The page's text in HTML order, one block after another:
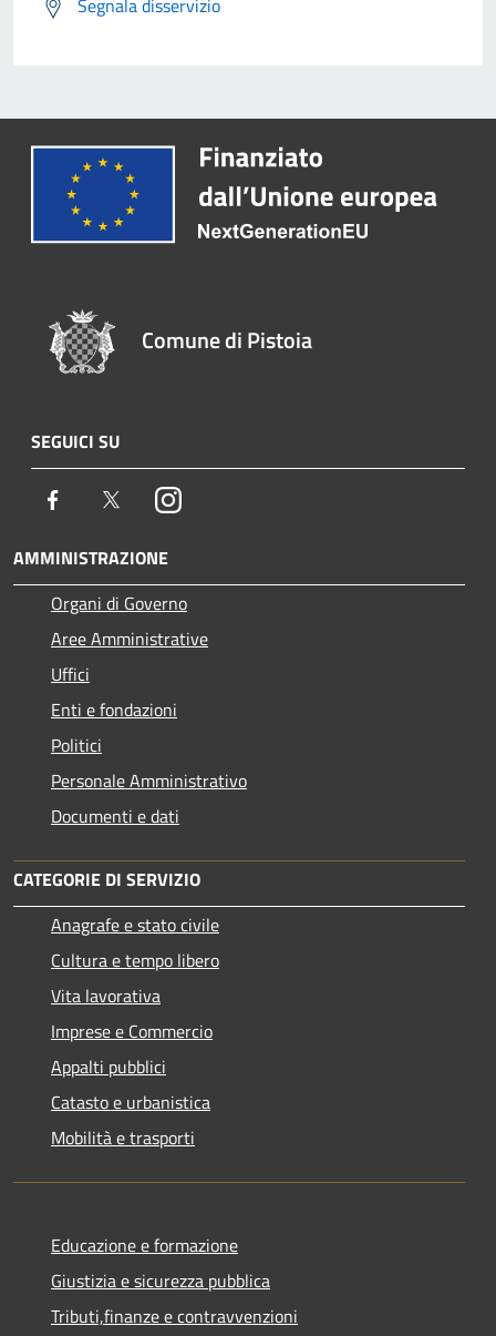
Segnala disservizio
Comune di Pistoia
SEGUICI SU
Facebook TwitterInstagram
AMMINISTRAZIONE
Organi di Governo
Aree Amministrative
Uffici
Enti e fondazioni
Politici
Personale Amministrativo
Documenti e dati
CATEGORIE DI SERVIZIO
Anagrafe e stato civile
Cultura e tempo libero
Vita lavorativa
Imprese e Commercio
Appalti pubblici
Catasto e urbanistica
Mobilità e trasporti
Educazione e formazione
Giustizia e sicurezza pubblica
Tributi,finanze e contravvenzioni